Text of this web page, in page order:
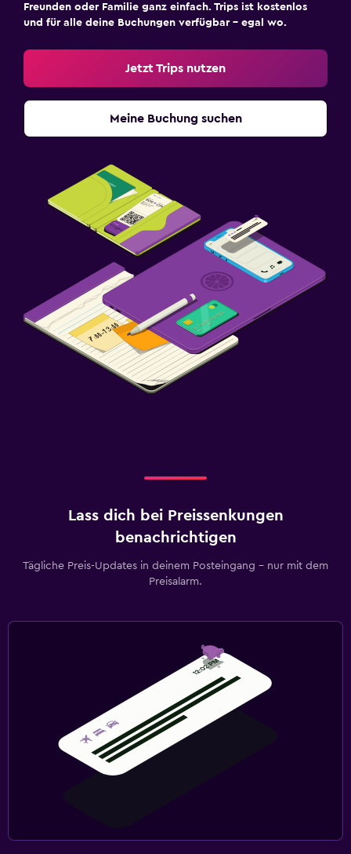
Freunden oder Familie ganz einfach. Trips ist kostenlos
und für alle deine Buchungen verfügbar – egal wo.
Jetzt Trips nutzen
Meine Buchung suchen
Lass dich bei Preissenkungen
benachrichtigen
Tägliche Preis-Updates in deinem Posteingang – nur mit dem
Preisalarm.